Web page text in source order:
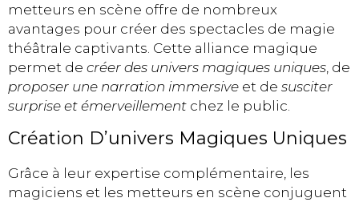
metteurs en scène offre de nombreux
avantages pour créer des spectacles de magie
théâtrale captivants. Cette alliance magique
permet de créer des univers magiques uniques, de
proposer une narration immersive et de susciter
surprise et émerveillement chez le public.
Création D’univers Magiques Uniques
Grâce à leur expertise complémentaire, les
magiciens et les metteurs en scène conjuguent